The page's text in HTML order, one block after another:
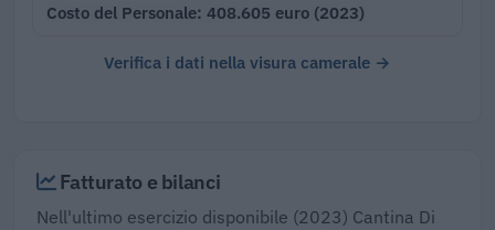
Costo del Personale 408.605 euro (2023)
Verifica i dati nella visura camerale →
Fatturato e bilanci
Nell'ultimo esercizio disponibile (2023) Cantina Di